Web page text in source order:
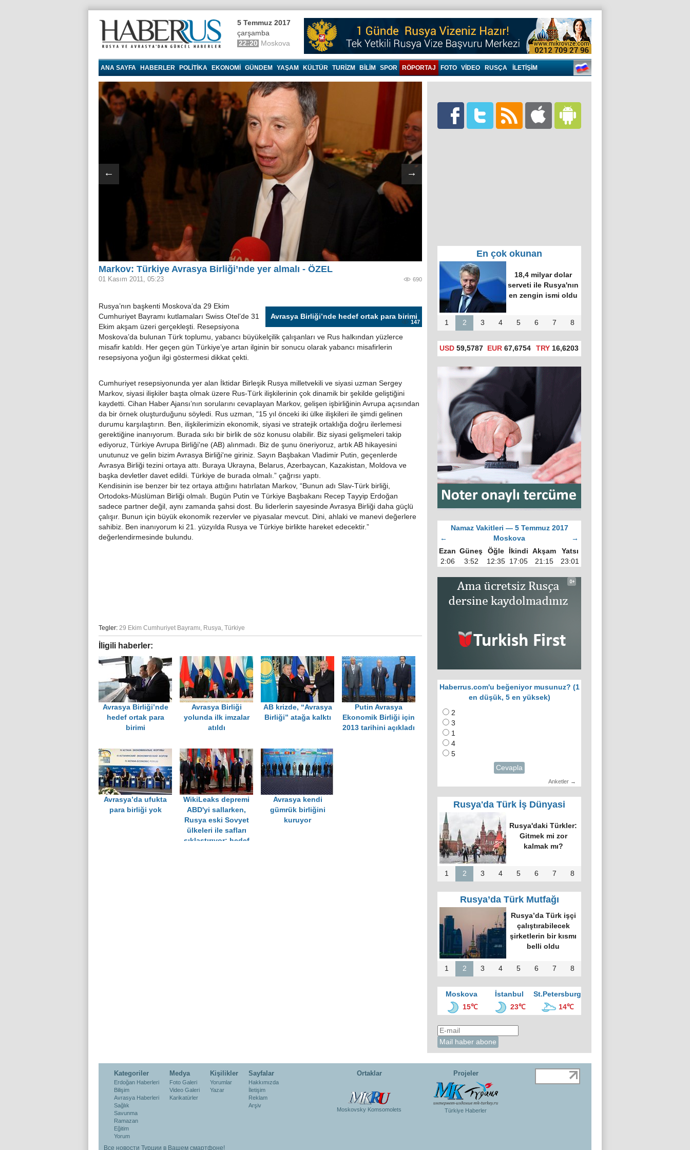
5 Temmuz 2017
çarşamba
22:20 Moskova
ANA SAYFA HABERLER POLITIKA EKONOMI GÜNDEM YAŞAM KÜLTÜR TURIZM BILIM SPOR RÖPORTAJ FOTO VIDEO RUSÇA İLETİŞİM
← →
Markov: Türkiye Avrasya Birliği’nde yer almalı - ÖZEL
01 Kasım 2011, 05:23 690
Avrasya Birliği’nde hedef ortak para birimi
147
Rusya’nın başkenti Moskova’da 29 Ekim
Cumhuriyet Bayramı kutlamaları Swiss Otel’de 31
Ekim akşam üzeri gerçekleşti. Resepsiyona
Moskova’da bulunan Türk toplumu, yabancı büyükelçilik çalışanları ve Rus halkından yüzlerce
misafir katıldı. Her geçen gün Türkiye’ye artan ilginin bir sonucu olarak yabancı misafirlerin
resepsiyona yoğun ilgi göstermesi dikkat çekti.
Cumhuriyet resepsiyonunda yer alan İktidar Birleşik Rusya milletvekili ve siyasi uzman Sergey
Markov, siyasi ilişkiler başta olmak üzere Rus-Türk ilişkilerinin çok dinamik bir şekilde geliştiğini
kaydetti. Cihan Haber Ajansı’nın sorularını cevaplayan Markov, gelişen işbirliğinin Avrupa açısından
da bir örnek oluşturduğunu söyledi. Rus uzman, “15 yıl önceki iki ülke ilişkileri ile şimdi gelinen
durumu karşılaştırın. Ben, ilişkilerimizin ekonomik, siyasi ve stratejik ortaklığa doğru ilerlemesi
gerektiğine inanıyorum. Burada sıkı bir birlik de söz konusu olabilir. Biz siyasi gelişmeleri takip
ediyoruz, Türkiye Avrupa Birliği'ne (AB) alınmadı. Biz de şunu öneriyoruz, artık AB hikayesini
unutunuz ve gelin bizim Avrasya Birliği'ne giriniz. Sayın Başbakan Vladimir Putin, geçenlerde
Avrasya Birliği tezini ortaya attı. Buraya Ukrayna, Belarus, Azerbaycan, Kazakistan, Moldova ve
başka devletler davet edildi. Türkiye de burada olmalı.” çağrısı yaptı.
Kendisinin ise benzer bir tez ortaya attığını hatırlatan Markov, “Bunun adı Slav-Türk birliği,
Ortodoks-Müslüman Birliği olmalı. Bugün Putin ve Türkiye Başbakanı Recep Tayyip Erdoğan
sadece partner değil, aynı zamanda şahsi dost. Bu liderlerin sayesinde Avrasya Birliği daha güçlü
çalışır. Bunun için büyük ekonomik rezervler ve piyasalar mevcut. Dini, ahlaki ve manevi değerlere
sahibiz. Ben inanıyorum ki 21. yüzyılda Rusya ve Türkiye birlikte hareket edecektir.”
değerlendirmesinde bulundu.
Tegler: 29 Ekim Cumhuriyet Bayramı, Rusya, Türkiye
İligili haberler:
Avrasya Birliği’nde
hedef ortak para
birimi
Avrasya Birliği
yolunda ilk imzalar
atıldı
AB krizde, “Avrasya
Birliği” atağa kalktı
Putin Avrasya
Ekonomik Birliği için
2013 tarihini açıkladı
Avrasya’da ufukta
para birliği yok
WikiLeaks depremi
ABD'yi sallarken,
Rusya eski Sovyet
ülkeleri ile safları
sıklaştırıyor; hedef
Avrasya kendi
gümrük birliğini
kuruyor
En çok okunan
18,4 milyar dolar
serveti ile Rusya'nın
en zengin ismi oldu
1 2 3 4 5 6 7 8
USD 59,5787 EUR 67,6754 TRY16,6203
Namaz Vakitleri — 5 Temmuz 2017
←
Moskova
→
Ezan Güneş Öğle İkindi Akşam
Yatsı
2:06
3:52 12:35 17:05 21:15 23:01
Haberrus.com'u beğeniyor musunuz? (1
en düşük, 5 en yüksek)
2
3
1
4
5
Cevapla
Anketler →
Rusya'da Türk İş Dünyasi
Rusya'daki Türkler:
Gitmek mi zor
kalmak mı?
1 2 3 4 5 6 7 8
Rusya’da Türk Mutfağı
Rusya’da Türk işçi
çalıştırabilecek
şirketlerin bir kısmı
belli oldu
1 2 3 4 5 6 7 8
Moskova İstanbul
St.Petersburg
15℃
23℃ 14℃
Kategoriler
Erdoğan Haberleri
Bilişim
Avrasya Haberleri
Sağlık
Savunma
Ramazan
Eğitim
Yorum
Medya
Foto Galeri
Video Galeri
Karikatürler
Kişilikler
Yorumlar
Yazar
Sayfalar
Hakkımızda
İletişim
Reklam
Arşiv
Ortaklar
Moskovsky Komsomolets
Projeler
Türkiye Haberler
Все новости Турции в Вашем смартфоне!